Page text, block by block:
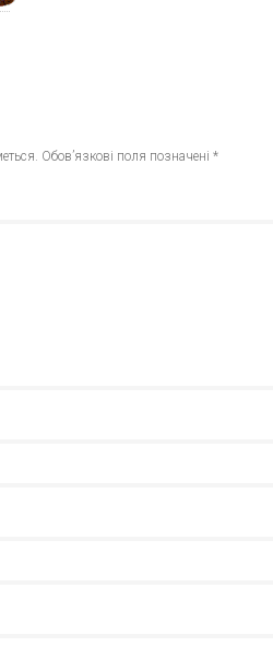
Обов’язкові поля позначені *